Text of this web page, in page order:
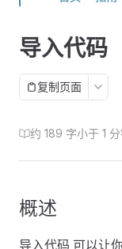
导入代码
复制页面
约 189 字小于 1
概述
导入代码 可以让